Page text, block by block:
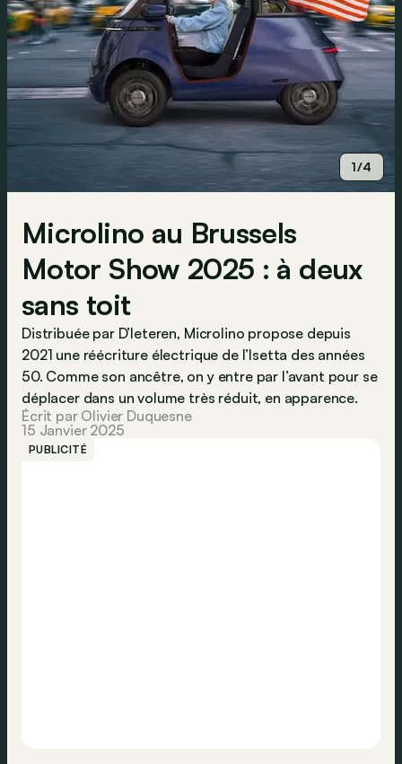
1/4
Microlino au Brussels
Motor Show 2025 : à deux
sans toit
Distribuée par D’Ieteren, Microlino propose depuis
2021 une réécriture électrique de l’Isetta des années
50. Comme son ancêtre, on y entre par l’avant pour se
déplacer dans un volume très réduit, en apparence.
Écrit par Olivier Duquesne
15 Janvier 2025
PUBLICITÉ